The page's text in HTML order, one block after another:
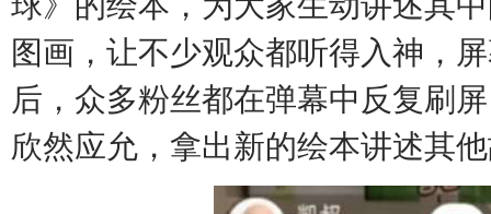
图画，让不少观众都听得入神，
后，众多粉丝都在弹幕中反复刷
欣然应允，拿出新的绘本讲述其